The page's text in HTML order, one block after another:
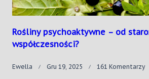
Rośliny psychoaktywne – od
współczesności?
Ewella Gru 19, 2025 161 KomentarzyDo